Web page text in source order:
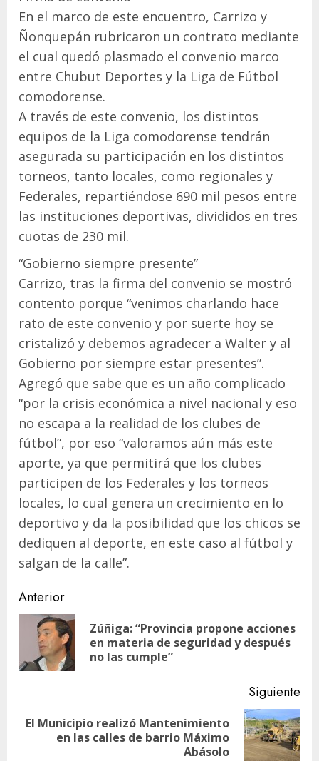
En el marco de este encuentro, Carrizo y
Ñonquepán rubricaron un contrato mediante
el cual quedó plasmado el convenio marco
entre Chubut Deportes y la Liga de Fútbol
comodorense.
A través de este convenio, los distintos
equipos de la Liga comodorense tendrán
asegurada su participación en los distintos
torneos, tanto locales, como regionales y
Federales, repartiéndose 690 mil pesos entre
las instituciones deportivas, divididos en tres
cuotas de 230 mil.
“Gobierno siempre presente”
Carrizo, tras la firma del convenio se mostró
contento porque “venimos charlando hace
rato de este convenio y por suerte hoy se
cristalizó y debemos agradecer a Walter y al
Gobierno por siempre estar presentes”.
Agregó que sabe que es un año complicado
“por la crisis económica a nivel nacional y eso
no escapa a la realidad de los clubes de
fútbol”, por eso “valoramos aún más este
aporte, ya que permitirá que los clubes
participen de los Federales y los torneos
locales, lo cual genera un crecimiento en lo
deportivo y da la posibilidad que los chicos se
dediquen al deporte, en este caso al fútbol y
salgan de la calle”.
Navegación
de
entradas
Anterior
Zúñiga: “Provincia propone acciones
en materia de seguridad y después
no las cumple”
Siguiente
Siguiente
El Municipio realizó Mantenimiento
en las calles de barrio Máximo
Abásolo